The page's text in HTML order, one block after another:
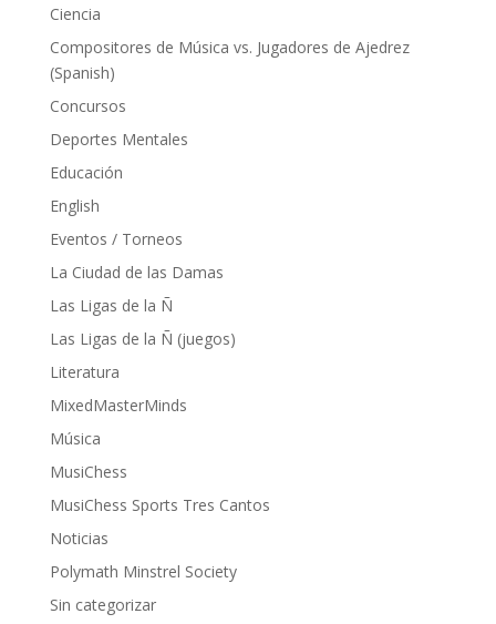
Ciencia
Compositores de Música vs. Jugadores de Ajedrez
(Spanish)
Concursos
Deportes Mentales
Educación
English
Eventos / Torneos
La Ciudad de las Damas
Las Ligas de la Ñ
Las Ligas de la Ñ (juegos)
Literatura
MixedMasterMinds
Música
MusiChess
MusiChess Sports Tres Cantos
Noticias
Polymath Minstrel Society
Sin categorizar